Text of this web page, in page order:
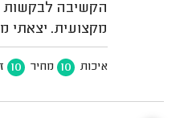
הקשיבה לבקשות
מקצועית. יצאתי
איכות 10 מחיר 10